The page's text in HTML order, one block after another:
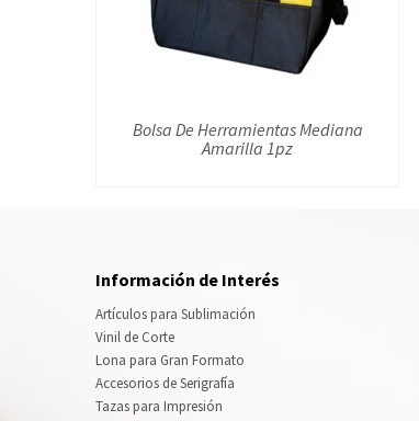
Bolsa De Herramientas Mediana
Amarilla 1pz
Información de Interés
Artículos para Sublimación
Vinil de Corte
Lona para Gran Formato
Accesorios de Serigrafía
Tazas para Impresión